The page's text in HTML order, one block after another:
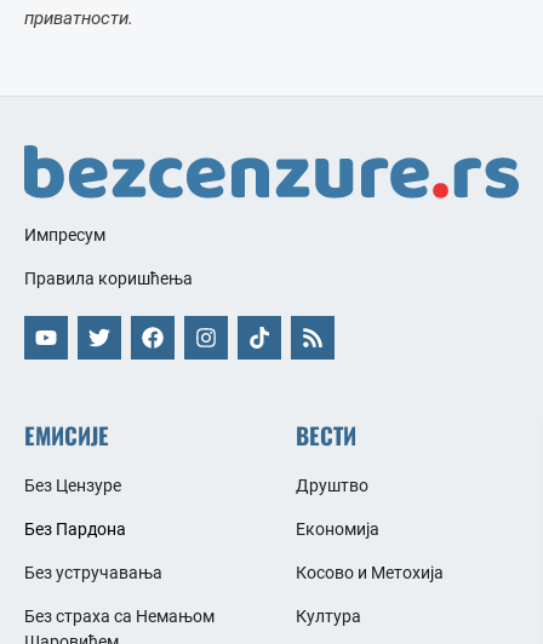
приватности.
Импресум
Правила коришћења
ЕМИСИЈЕ
Без Цензуре
Без Пардона
Без устручавања
Без страха са Немањом
ВЕСТИ
Друштво
Економија
Косово и Метохија
Култура